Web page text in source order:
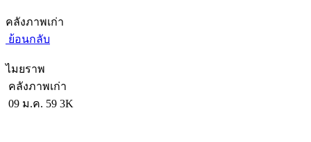
คลังภาพเก่า
ย้อนกลับ
ไมยราพ
คลังภาพเก่า
09 ม.ค. 59 3K